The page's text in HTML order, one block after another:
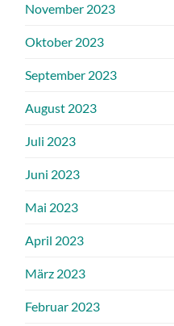
November 2023
Oktober 2023
September 2023
August 2023
Juli 2023
Juni 2023
Mai 2023
April 2023
März 2023
Februar 2023